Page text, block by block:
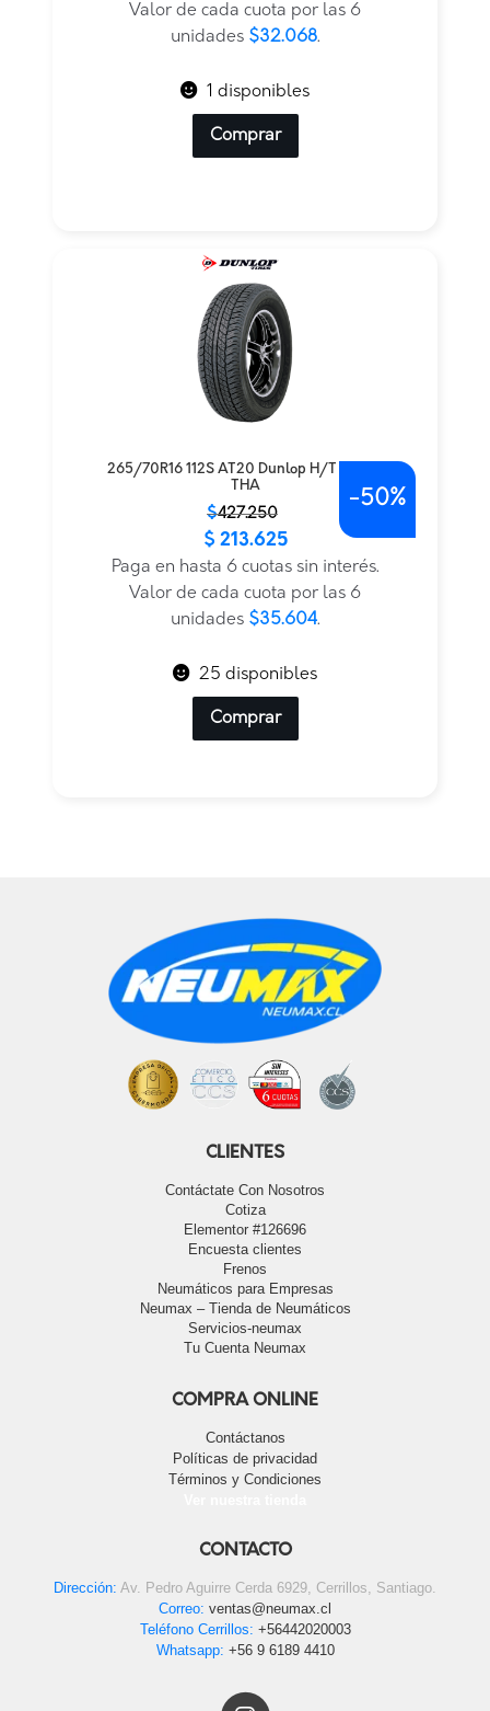
Valor de cada cuota por las 6
unidades $32.068.
1 disponibles
Comprar
265/70R16 112S AT20 Dunlop H/T TL BLK
THA
$427.250
original
$427.250.
actual
$ 213.625
Paga en hasta 6 cuotas sin interés.
Valor de cada cuota por las 6
unidades $35.604.
-50%
25 disponibles
Comprar
CLIENTES
Contáctate Con Nosotros
Cotiza
Elementor #126696
Encuesta clientes
Frenos
Neumáticos para Empresas
Neumax – Tienda de Neumáticos
Servicios-neumax
Tu Cuenta Neumax
COMPRA ONLINE
Contáctanos
Políticas de privacidad
Términos y Condiciones
CONTACTO
Dirección: Av. Pedro Aguirre Cerda 6929, Cerrillos, Santiago.
Correo: ventas@neumax.cl
Teléfono Cerrillos: +56442020003
Whatsapp: +56 9 6189 4410